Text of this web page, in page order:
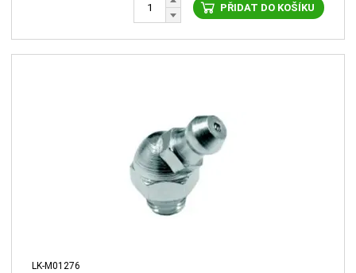
PŘIDAT DO KOŠÍKU
LK-M01276